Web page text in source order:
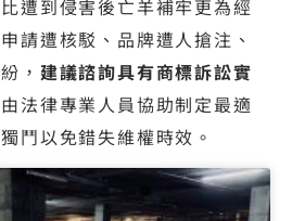
遭到侵害後亡羊補牢更為經
請遭核駁、品牌遭人搶注、
， 建議諮詢具有商標訴訟實
由法律專業人員協助制定最適
鬥以免錯失維權時效。